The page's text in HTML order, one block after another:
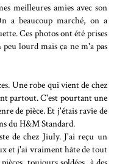
meilleures amies avec son
a beaucoup marché, on a
Ces photos ont été prises
lourd mais ça ne m'a pas
Une robe qui vient de chez
partout. C'est pourtant une
de pièce. Et j'étais ravie de
du H&M Standard.
de chez Jiuly. J'ai reçu un
et j'ai vraiment hâte de tout